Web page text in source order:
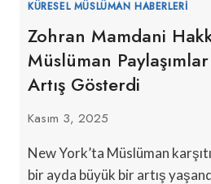
KÜRESEL MÜSLÜMAN HABERLERI
Zohran Mamdani
Müslüman
Artış Gösterdi
Kasım 3, 2025
New York’ta Müslüman
bir ayda büyük bir artış